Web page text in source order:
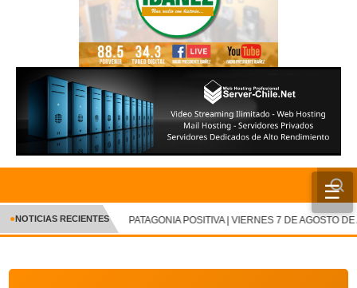
☰
INICIO
CRÓNICA
NOTICIAS RECIENTES PATAGONIA POSITIVA | VIERNES 7 DE AGOSTO DE